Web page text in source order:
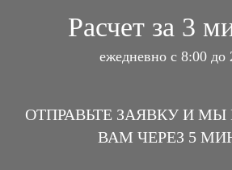
Расчет за 3
ежедневно с 8:00 до
ОТПРАВЬТЕ ЗАЯВКУ И
ВАМ ЧЕРЕЗ 5